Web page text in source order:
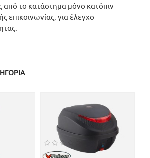
από το κατάστημα μόνο κατόπιν
επικοινωνίας, για έλεγχο